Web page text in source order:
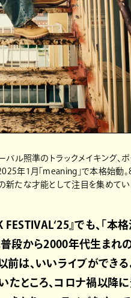
ル照準のトラックメイキング、
年1月「meaning」で本格始動。
新たな才能として注目を集めてい
』でも、「本
段から2000年代生まれ
前は、いいライブができ
ところ、コロナ禍以降